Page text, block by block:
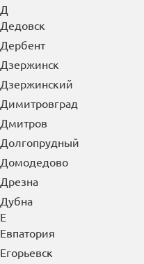
Д
Дедовск
Дербент
Дзержинск
Дзержинский
Димитровград
Дмитров
Долгопрудный
Домодедово
Дрезна
Дубна
Е
Евпатория
Егорьевск